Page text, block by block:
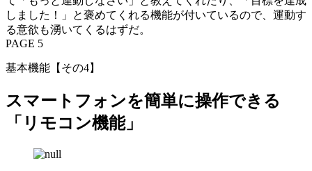
しました！」と褒めてくれる機能が付いているので、運動す
る意欲も湧いてくるはずだ。
PAGE 5
基本機能【その4】
スマートフォンを簡単に操作できる
「リモコン機能」